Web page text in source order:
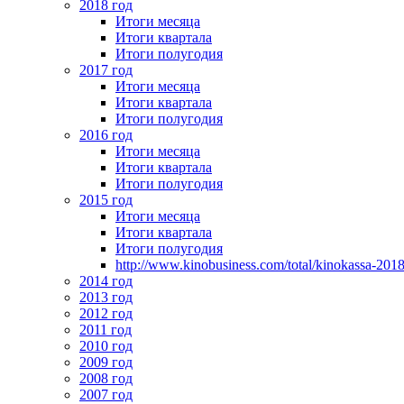
2018 год
Итоги месяца
Итоги квартала
Итоги полугодия
2017 год
Итоги месяца
Итоги квартала
Итоги полугодия
2016 год
Итоги месяца
Итоги квартала
Итоги полугодия
2015 год
Итоги месяца
Итоги квартала
Итоги полугодия
http://www.kinobusiness.com/total/kinokassa-
2014 год
2013 год
2012 год
2011 год
2010 год
2009 год
2008 год
2007 год